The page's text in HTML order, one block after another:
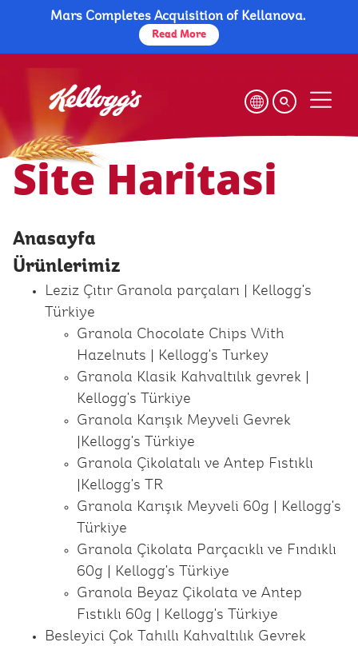
Skip
to
main
Site Haritası
Site Haritasi
Anasayfa
Ürünlerimiz
Leziz Çıtır Granola parçaları | Kellogg's
Türkiye
Granola Chocolate Chips With
Hazelnuts | Kellogg's Turkey
Granola Klasik Kahvaltılık gevrek |
Kellogg's Türkiye
Granola Karışık Meyveli Gevrek
|Kellogg's Türkiye
Granola Çikolatalı ve Antep Fıstıklı
|Kellogg's TR
Granola Karışık Meyveli 60g | Kellogg's
Türkiye
Granola Çikolata Parçacıklı ve Fındıklı
60g | Kellogg's Türkiye
Granola Beyaz Çikolata ve Antep
Fıstıklı 60g | Kellogg's Türkiye
Besleyici Çok Tahıllı Kahvaltılık Gevrek
Mars Completes Acquisition of Kellanova.
Read More